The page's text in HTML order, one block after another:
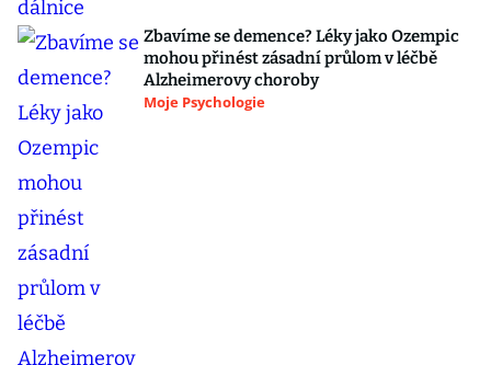
Zbavíme se demence? Léky jako Ozempic
mohou přinést zásadní průlom v léčbě
Alzheimerovy choroby
Moje Psychologie